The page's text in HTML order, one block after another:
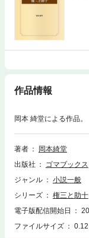
作品情報
岡本 綺堂による作品。
著者
岡本綺堂
出版社
ゴマブックス
ジャンル
小説一般
シリーズ
権三と助十
電子版配信開始日
ファイルサイズ